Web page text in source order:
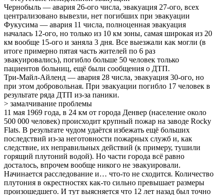
Чернобыль — авария 26-ого числа, эвакуация 27-ого, всех
централизовано вывезли, нет погибших при эвакуации
Фукусима — авария 11 числа, полноценная эвакуация
началась 12-ого, но только из 10 км зоны, самая широкая из 20
км вообще 15-ого и заняла 3 дня. Все выезжали как могли (в
итоге примерно пятая часть жителей по 6 раз
эвакуировались), погибло больше 50 человек только
пациентов больниц, ещё были сообщения о ДТП.
Три-Майл-Айленд — авария 28 числа, эвакуация 30-ого, но
при этом добровольная. При эвакуации погибло 17 человек в
результате ряда ДТП из-за паники.
> замалчивание проблемы
11 мая 1969 года, в 24 км от города Денвер (население около
500 000 человек) происходит крупный пожар на заводе Rocky
Flats. В результате чудом удаётся избежать ещё больших
последствий из-за неготовности пожарных служб и, как
следствие, их неправильных действий (к примеру, тушили
горящий плутоний водой). Но части города всё равно
досталось, впрочем вообще никого не эвакуировали.
Начинается расследование и… что-то не сходится. Количество
плутония в окрестностях как-то сильно превышает размеры
произошедшего. И тут выясняется что 12 лет назад был точно